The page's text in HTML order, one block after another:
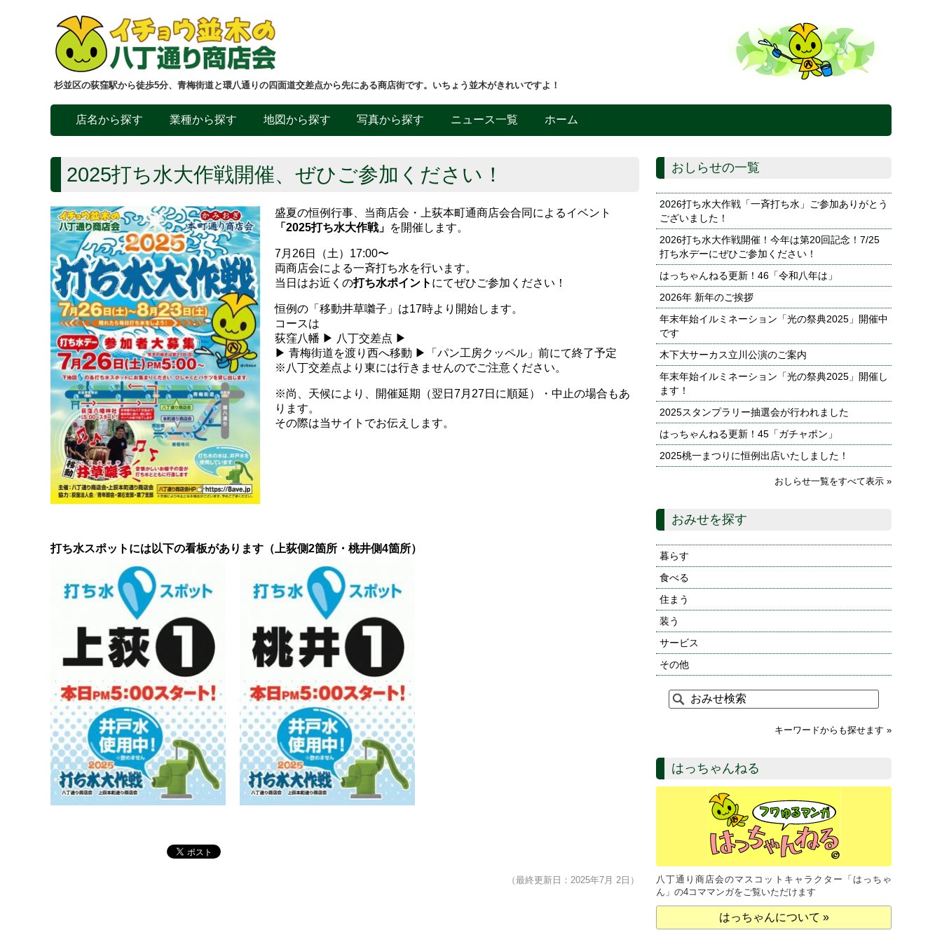
杉並区の荻窪駅から徒歩5分、青梅街道と環八通りの四面道交差点から先にある商店街です。いちょう並木がきれいですよ！
店名から探す 業種から探す 地図から探す 写真から探す ニュース一覧 ホーム
2025打ち水大作戦開催、ぜひご参加ください！
盛夏の恒例行事、当商店会・上荻本町通商店会合同によるイベント
「2025打ち水大作戦」 を開催します。
7月26日（土）17:00〜
両商店会による一斉打ち水を行います。
当日はお近くの打ち水ポイント にてぜひご参加ください！
恒例の「移動井草囃子」は17時より開始します。
コースは
荻窪八幡 ▶ 八丁交差点 ▶
▶ 青梅街道を渡り西へ移動 ▶「パン工房クッペル」前にて終了予定
※八丁交差点より東には行きませんのでご注意ください。
※尚、天候により、開催延期（翌日7月27日に順延）・中止の場合もあ
ります。
その際は当サイトでお伝えします。
打ち水スポットには以下の看板があります（上荻側2箇所・桃井側4箇所）
（最終更新日：2025年7月 2日）
おしらせの一覧
2026打ち水大作戦「一斉打ち水」ご参加ありがとう
ございました！
2026打ち水大作戦開催！今年は第20回記念！7/25
打ち水デーにぜひご参加ください！
はっちゃんねる更新！46「令和八年は」
2026年 新年のご挨拶
年末年始イルミネーション「光の祭典2025」開催中
です
木下大サーカス立川公演のご案内
年末年始イルミネーション「光の祭典2025」開催し
ます！
2025スタンプラリー抽選会が行われました
はっちゃんねる更新！45「ガチャポン」
2025桃一まつりに恒例出店いたしました！
おしらせ一覧をすべて表示 »
おみせを探す
暮らす
食べる
住まう
装う
サービス
その他
キーワードからも探せます »
はっちゃんねる
八丁通り商店会のマスコットキャラクター「はっちゃ
ん」の4コママンガをご覧いただけます
はっちゃんについて »